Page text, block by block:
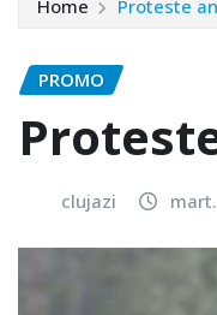
Home Proteste
PROMO
clujazi